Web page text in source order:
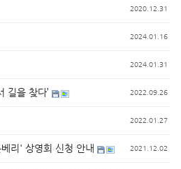
2020.12.31
2024.01.16
2024.01.31
길을 찾다’ 2022.09.26
2022.01.27
리' 상영회 신청 안내 2021.12.02